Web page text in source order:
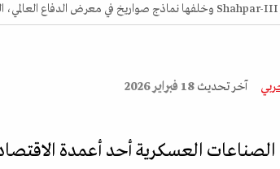
آخر تحديث 18 فبراير 2026
العسكرية أحد أعمدة